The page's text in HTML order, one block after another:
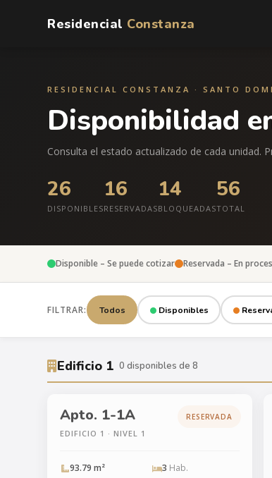
Residencial Constanza
RESIDENCIAL CONSTANZA · SANTO
Disponibilidad
Consulta el estado actualizado de cada unidad.
26
DISPONIBLES
16
RESERVADAS
14
BLOQUEADAS
56
TOTAL
Disponible – Se puede cotizar Reservada – En
FILTRAR: Todos Disponibles
Edificio 1 0 disponibles de 8
Apto. 1-1A
EDIFICIO 1 · NIVEL 1
RESERVADA
93.79 m² 3 Hab.